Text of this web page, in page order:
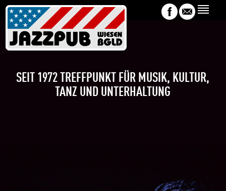
SEIT 1972 TREFFPUNKT FÜR MUSIK, KULTUR,
TANZ UND UNTERHALTUNG